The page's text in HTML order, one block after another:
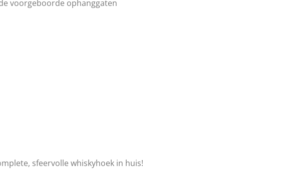
voorgeboorde ophanggaten
sfeervolle whiskyhoek in huis!